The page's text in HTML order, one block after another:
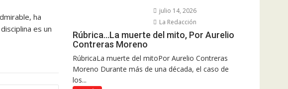
ha
es un
julio 14, 2026
La Redacción
Rúbrica…La muerte del mito, Por Aurelio
Contreras Moreno
RúbricaLa muerte del mitoPor Aurelio Contreras
Moreno Durante más de una década, el caso de
los...